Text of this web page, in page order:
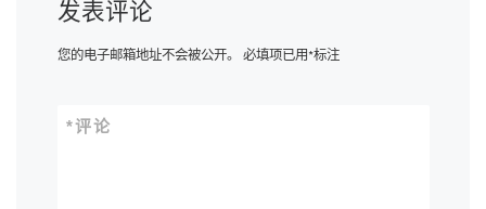
发表评论
您的电子邮箱地址不会被公开。 必填项已用*标注
评论
*